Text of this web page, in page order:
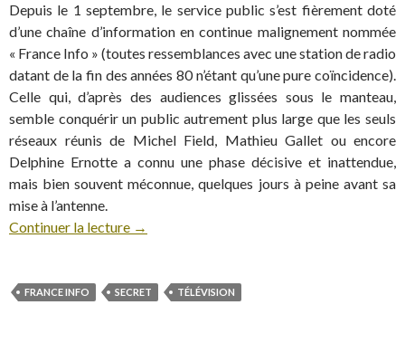
Depuis le 1 septembre, le service public s’est fièrement doté
d’une chaîne d’information en continue malignement nommée
« France Info » (toutes ressemblances avec une station de radio
datant de la fin des années 80 n’étant qu’une pure coïncidence).
Celle qui, d’après des audiences glissées sous le manteau,
semble conquérir un public autrement plus large que les seuls
réseaux réunis de Michel Field, Mathieu Gallet ou encore
Delphine Ernotte a connu une phase décisive et inattendue,
mais bien souvent méconnue, quelques jours à peine avant sa
mise à l’antenne.
Continuer la lecture →
FRANCE INFO SECRET TÉLÉVISION